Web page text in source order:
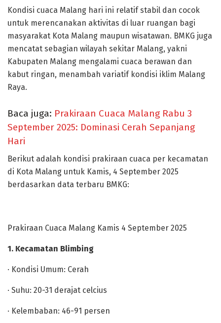
Kondisi cuaca Malang hari ini relatif stabil dan cocok
untuk merencanakan aktivitas di luar ruangan bagi
masyarakat Kota Malang maupun wisatawan. BMKG juga
mencatat sebagian wilayah sekitar Malang, yakni
Kabupaten Malang mengalami cuaca berawan dan
kabut ringan, menambah variatif kondisi iklim Malang
Raya.
Baca juga: Prakiraan Cuaca Malang Rabu 3
September 2025: Dominasi Cerah Sepanjang
Hari
Berikut adalah kondisi prakiraan cuaca per kecamatan
di Kota Malang untuk Kamis, 4 September 2025
berdasarkan data terbaru BMKG:
Prakiraan Cuaca Malang Kamis 4 September 2025
1. Kecamatan Blimbing
· Kondisi Umum: Cerah
· Suhu: 20-31 derajat celcius
· Kelembaban: 46-91 persen